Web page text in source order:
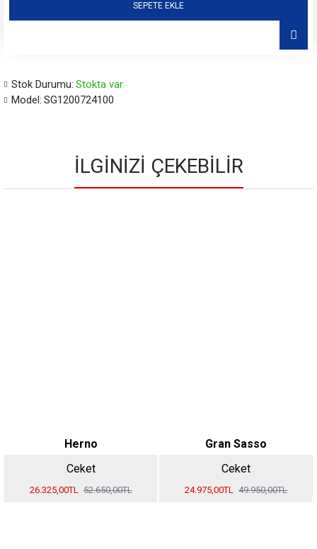
Stok Durumu: Stokta var
Model: SG1200724100
SEPETE EKLE
İLGINIZI ÇEKEBILIR
Herno
Ceket
26.325,00TL 52.650,00TL
Gran Sasso
Ceket
24.975,00TL 49.950,00TL